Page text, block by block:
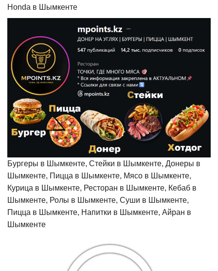
Honda в Шымкенте
Бургеры в Шымкенте, Стейки в Шымкенте, Донеры в
Шымкенте, Пицца в Шымкенте, Мясо в Шымкенте,
Курица в Шымкенте, Ресторан в Шымкенте, Кебаб в
Шымкенте, Ролы в Шымкенте, Суши в Шымкенте,
Пицца в Шымкенте, Напитки в Шымкенте, Айран в
Шымкенте